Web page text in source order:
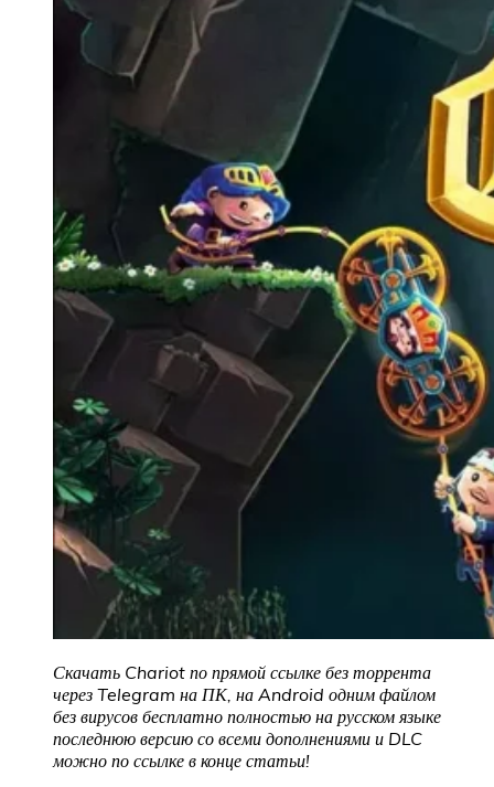
Скачать Chariot по прямой ссылке без торрента
через Telegram на ПК, на Android одним файлом
без вирусов бесплатно полностью на русском языке
последнюю версию со всеми дополнениями и DLC
можно по ссылке в конце статьи!